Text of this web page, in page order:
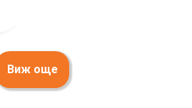
Виж още